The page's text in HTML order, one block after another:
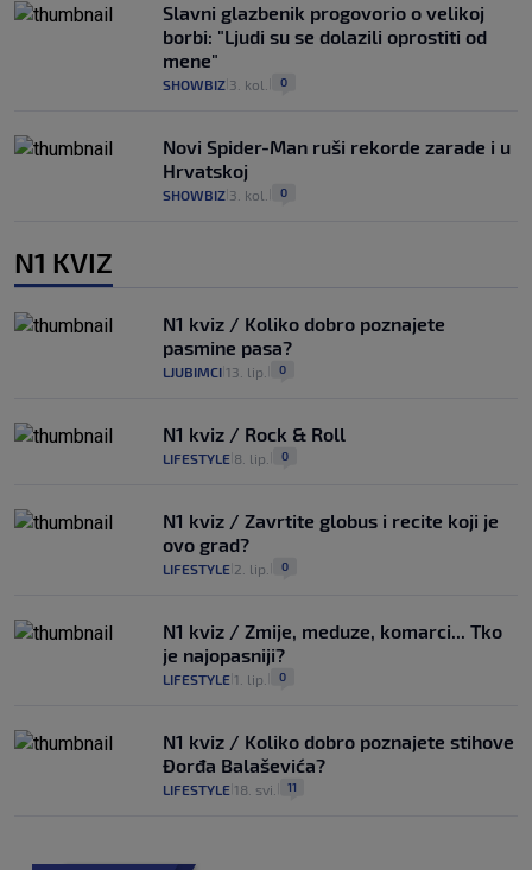
Slavni glazbenik progovorio o velikoj
borbi: "Ljudi su se dolazili oprostiti od
mene"
SHOWBIZ 3. kol. 0
Novi Spider-Man ruši rekorde zarade i u
Hrvatskoj
SHOWBIZ 3. kol. 0
N1 KVIZ
N1 kviz / Koliko dobro poznajete
pasmine pasa?
LJUBIMCI 13. lip. 0
N1 kviz / Rock & Roll
LIFESTYLE 8. lip. 0
N1 kviz / Zavrtite globus i recite koji je
ovo grad?
LIFESTYLE 2. lip. 0
N1 kviz / Zmije, meduze, komarci... Tko
je najopasniji?
LIFESTYLE 1. lip. 0
N1 kviz / Koliko dobro poznajete stihove
Đorđa Balaševića?
LIFESTYLE 18. svi. 11